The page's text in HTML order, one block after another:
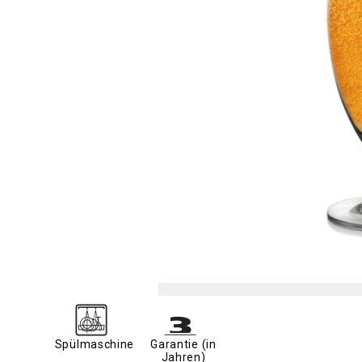
Spülmaschine
Garantie (in
Jahren)